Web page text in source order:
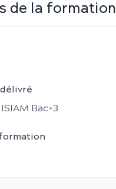
de la formation
Bac+3